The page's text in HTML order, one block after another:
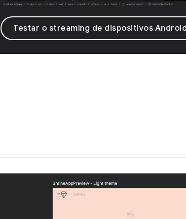
Testar o streaming de dispositivos Android